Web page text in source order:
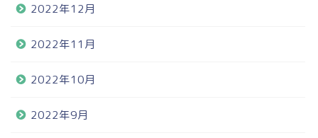
2022年12月
2022年11月
2022年10月
2022年9月